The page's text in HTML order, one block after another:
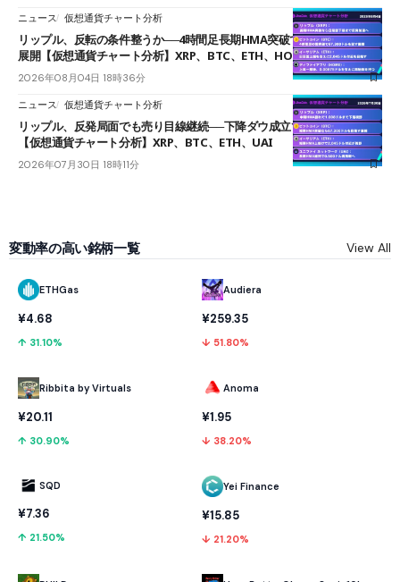
ニュース 仮想通貨チャート分析
リップル、反転の条件整うか──4時間足長期HMA突破で雲下端を目指す
展開【仮想通貨チャート分析】XRP、BTC、ETH、HOME
2026年08月04日 18時36分
ニュース 仮想通貨チャート分析
リップル、反発局面でも売り目線継続──下降ダウ成立で下値追う展開
【仮想通貨チャート分析】XRP、BTC、ETH、UAI
2026年07月30日 18時11分
変動率の高い銘柄一覧 View All
ETHGas
¥4.68
↑ 31.10%
Ribbita by Virtuals
¥20.11
↑ 30.90%
SQD
¥7.36
↑ 21.50%
Audiera
¥259.35
↓ 51.80%
Anoma
¥1.95
↓ 38.20%
Yei Finance
¥15.85
↓ 21.20%